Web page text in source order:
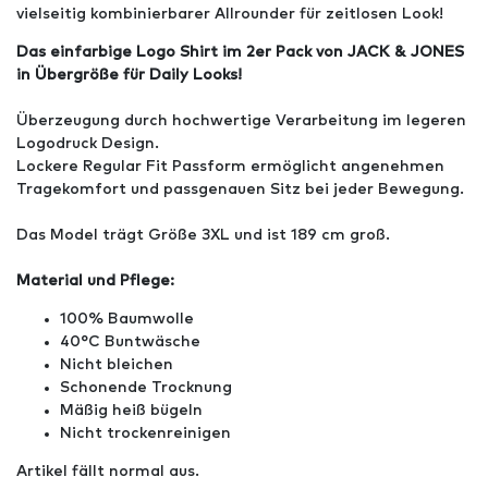
vielseitig kombinierbarer Allrounder für zeitlosen Look!
Das einfarbige Logo Shirt im 2er Pack von JACK & JONES
in Übergröße für Daily Looks!
Überzeugung durch hochwertige Verarbeitung im legeren
Logodruck Design.
Lockere Regular Fit Passform ermöglicht angenehmen
Tragekomfort und passgenauen Sitz bei jeder Bewegung.
Das Model trägt Größe 3XL und ist 189 cm groß.
Material und Pflege:
100% Baumwolle
40°C Buntwäsche
Nicht bleichen
Schonende Trocknung
Mäßig heiß bügeln
Nicht trockenreinigen
Artikel fällt normal aus.